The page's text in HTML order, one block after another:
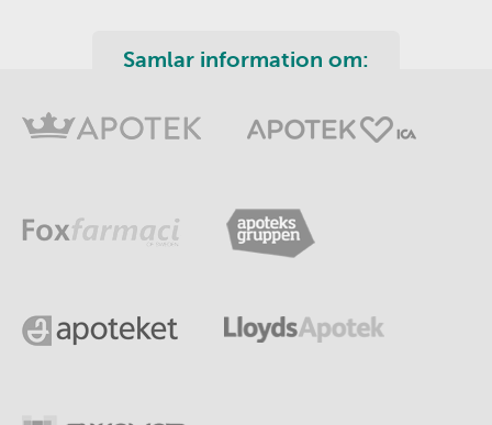
Samlar information om: